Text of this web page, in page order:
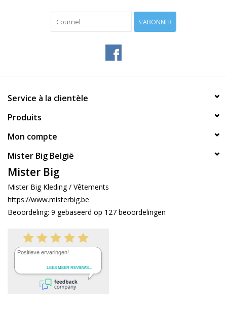
S'ABONNER
Service à la clientèle
Produits
Mon compte
Mister Big België
Mister Big
Mister Big Kleding / Vêtements
https://www.misterbig.be
Beoordeling: 9 gebaseerd op 127 beoordelingen